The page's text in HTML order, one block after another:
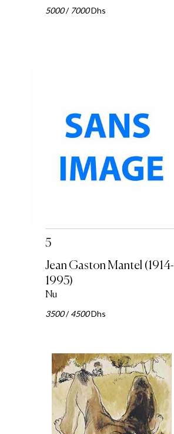
5000/ 7000Dhs
5
Jean Gaston Mantel (1914-
1995)
Nu
3500/4500Dhs